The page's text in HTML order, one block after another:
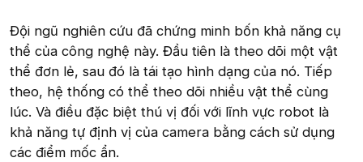
Đội ngũ nghiên cứu đã chứng minh bốn khả năng cụ
thể của công nghệ này. Đầu tiên là theo dõi một vật
thể đơn lẻ, sau đó là tái tạo hình dạng của nó. Tiếp
theo, hệ thống có thể theo dõi nhiều vật thể cùng
lúc. Và điều đặc biệt thú vị đối với lĩnh vực robot là
khả năng tự định vị của camera bằng cách sử dụng
các điểm mốc ẩn.